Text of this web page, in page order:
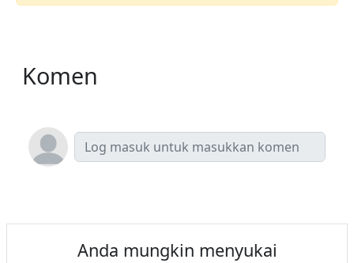
Komen
Anda mungkin menyukai